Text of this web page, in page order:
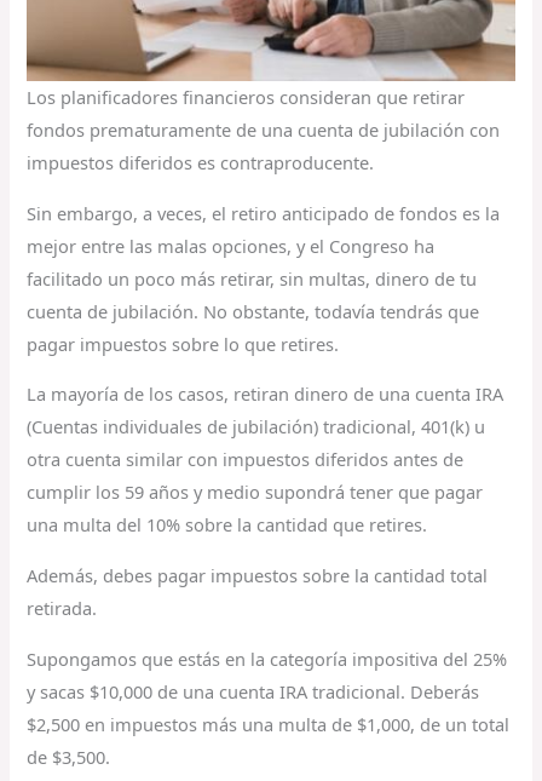
Los planificadores financieros consideran que retirar
fondos prematuramente de una cuenta de jubilación con
impuestos diferidos es contraproducente.
Sin embargo, a veces, el retiro anticipado de fondos es la
mejor entre las malas opciones, y el Congreso ha
facilitado un poco más retirar, sin multas, dinero de tu
cuenta de jubilación. No obstante, todavía tendrás que
pagar impuestos sobre lo que retires.
La mayoría de los casos, retiran dinero de una cuenta IRA
(Cuentas individuales de jubilación) tradicional, 401(k) u
otra cuenta similar con impuestos diferidos antes de
cumplir los 59 años y medio supondrá tener que pagar
una multa del 10% sobre la cantidad que retires.
Además, debes pagar impuestos sobre la cantidad total
retirada.
Supongamos que estás en la categoría impositiva del 25%
y sacas $10,000 de una cuenta IRA tradicional. Deberás
$2,500 en impuestos más una multa de $1,000, de un total
de $3,500.